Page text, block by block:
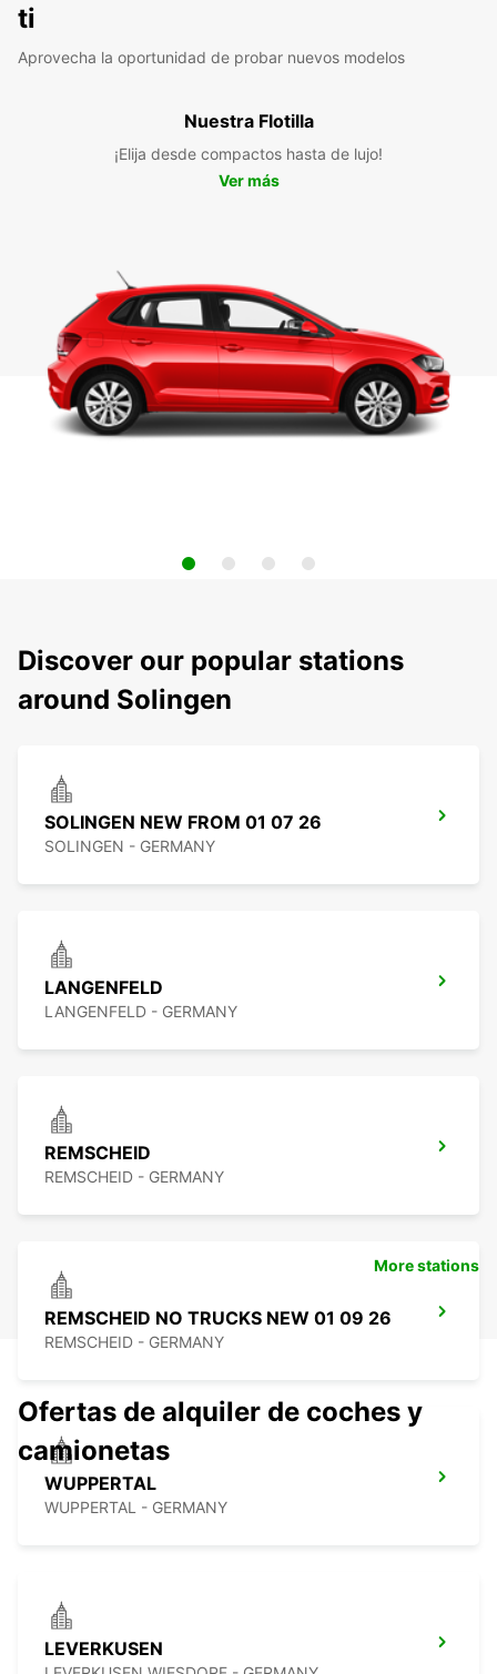
ti
Aprovecha la oportunidad de probar nuevos modelos
Nuestra Flotilla
¡Elija desde compactos hasta de lujo!
Ver más
Discover our popular stations
around Solingen
SOLINGEN NEW FROM 01 07 26
SOLINGEN - GERMANY
LANGENFELD
LANGENFELD - GERMANY
REMSCHEID
REMSCHEID - GERMANY
REMSCHEID NO TRUCKS NEW 01 09 26
REMSCHEID - GERMANY
WUPPERTAL
WUPPERTAL - GERMANY
LEVERKUSEN
More stations
Ofertas de alquiler de coches y
camionetas